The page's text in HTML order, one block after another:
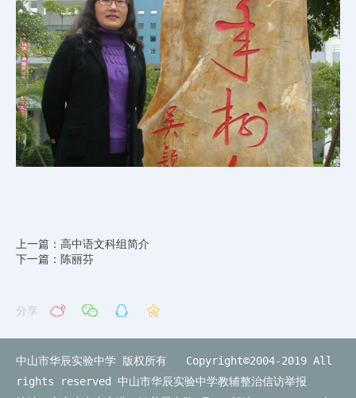
上一篇：高中语文科组简介
下一篇：陈丽芬
分享
中山市华辰实验中学 版权所有 Copyright©2004-2019 All
rights reserved 中山市华辰实验中学教辅整治信访举报